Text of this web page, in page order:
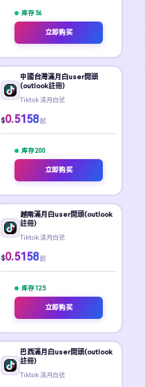
库存 56
立即购买
中國台灣滿月白user開頭
(outlook註冊)
Tiktok 滿月白號
$0.5158 起
库存 200
立即购买
越南滿月白user開頭(outlook
註冊)
Tiktok 滿月白號
$0.5158 起
库存 125
立即购买
巴西滿月白user開頭(outlook
註冊)
Tiktok 滿月白號